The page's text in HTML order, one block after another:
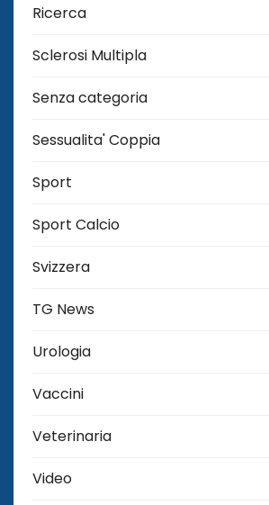
Ricerca
Sclerosi Multipla
Senza categoria
Sessualita' Coppia
Sport
Sport Calcio
Svizzera
TG News
Urologia
Vaccini
Veterinaria
Video